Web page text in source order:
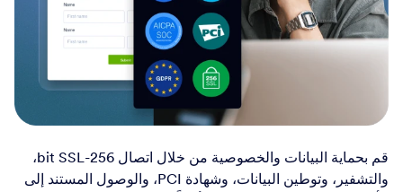
قم بحماية البيانات والخصوصية من خلال اتصال 256-bit SSL،
والتشفير، وتوطين البيانات، وشهادة PCI، والوصول المستند إلى